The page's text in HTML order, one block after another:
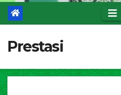
Prestasi